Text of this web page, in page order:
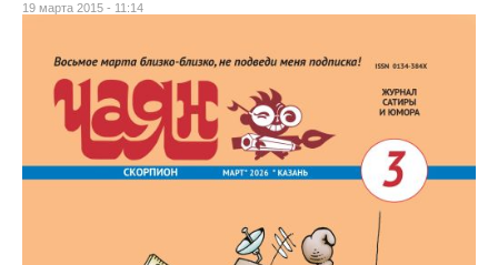
19 марта 2015 - 11:14